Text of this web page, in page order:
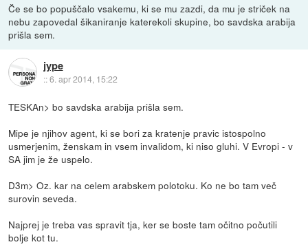
Če se bo popuščalo vsakemu, ki se mu zazdi, da mu je striček na
nebu zapovedal šikaniranje katerekoli skupine, bo savdska arabija
prišla sem.
jype
::6. apr 2014, 15:22
TESKAn> bo savdska arabija prišla sem.
Mipe je njihov agent, ki se bori za kratenje pravic istospolno
usmerjenim, ženskam in vsem invalidom, ki niso gluhi. V Evropi - v
SA jim je že uspelo.
D3m> Oz. kar na celem arabskem polotoku. Ko ne bo tam več
surovin seveda.
Najprej je treba vas spravit tja, ker se boste tam očitno počutili
bolje kot tu.